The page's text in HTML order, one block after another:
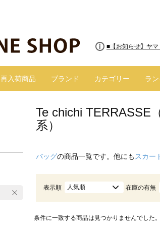
■8/13(木)AM2:00～
■【お知らせ】ヤ
再入荷商品 ブランド カテゴリー ラ
Te chichi TERRASSE
系）
バッグの商品一覧です。他にも スカー
表示順 人気順 在庫の有無
条件に一致する商品は見つかりませんでした